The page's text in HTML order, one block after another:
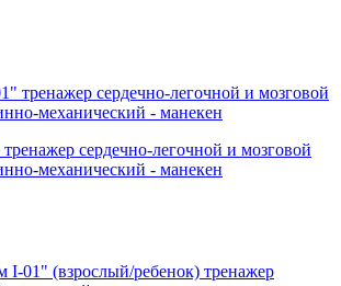
сердечно-легочной и мозговой
механический - манекен